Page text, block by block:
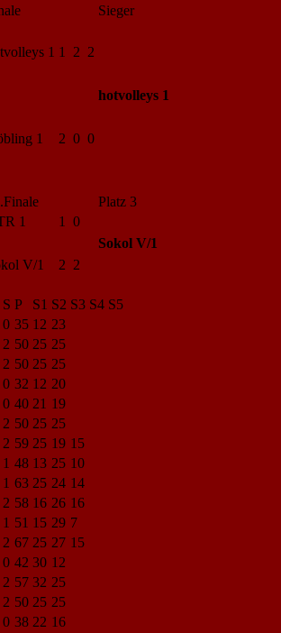
Sieger
1 1 2 2
hotvolleys 1
1
2 0 0
Platz 3
1
1 0
Sokol V/1
V/1
2 2
S P S1 S2 S3 S4 S5
0 35 12 23
2 50 25 25
2 50 25 25
0 32 12 20
0 40 21 19
2 50 25 25
2 59 25 19 15
1 48 13 25 10
1 63 25 24 14
2 58 16 26 16
1 51 15 29 7
2 67 25 27 15
0 42 30 12
2 57 32 25
2 50 25 25
0 38 22 16